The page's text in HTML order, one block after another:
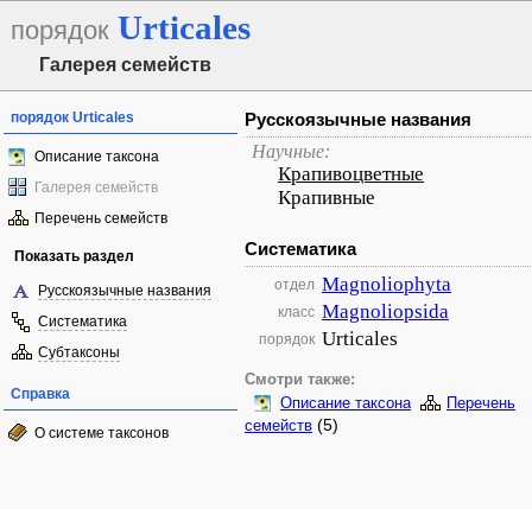
порядок Urticales
Галерея семейств
порядок Urticales
Описание таксона
Галерея семейств
Перечень семейств
Показать раздел
Русскоязычные названия
Систематика
Субтаксоны
Справка
О системе таксонов
Русскоязычные названия
Научные:
Крапивоцветные
Крапивные
Систематика
отдел Magnoliophyta
класс Magnoliopsida
порядок Urticales
Смотри также:
Описание таксона
Перечень
семейств (5)